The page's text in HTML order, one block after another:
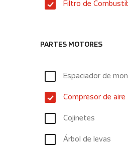
Filtro de
PARTES MOTORES
Espaciador de
Compresor de aire
Cojinetes
Árbol de levas